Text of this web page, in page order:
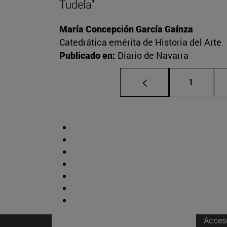
Tudela"
María Concepción García Gaínza
Catedrática emérita de Historia del Arte
Publicado en: Diario de Navarra
Página
1